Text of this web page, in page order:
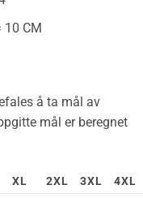
10 CM
å ta mål av
mål er beregnet
XL 2XL 3XL 4XL